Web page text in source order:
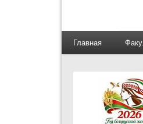
Главная